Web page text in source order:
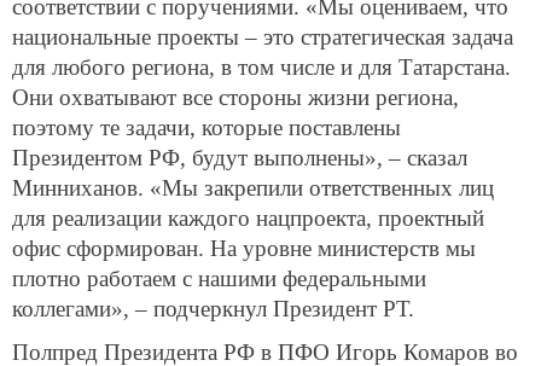
соответствии с поручениями. «Мы оцениваем, что
национальные проекты – это стратегическая задача
для любого региона, в том числе и для Татарстана.
Они охватывают все стороны жизни региона,
поэтому те задачи, которые поставлены
Президентом РФ, будут выполнены», – сказал
Минниханов. «Мы закрепили ответственных лиц
для реализации каждого нацпроекта, проектный
офис сформирован. На уровне министерств мы
плотно работаем с нашими федеральными
коллегами», – подчеркнул Президент РТ.
Полпред Президента РФ в ПФО Игорь Комаров во